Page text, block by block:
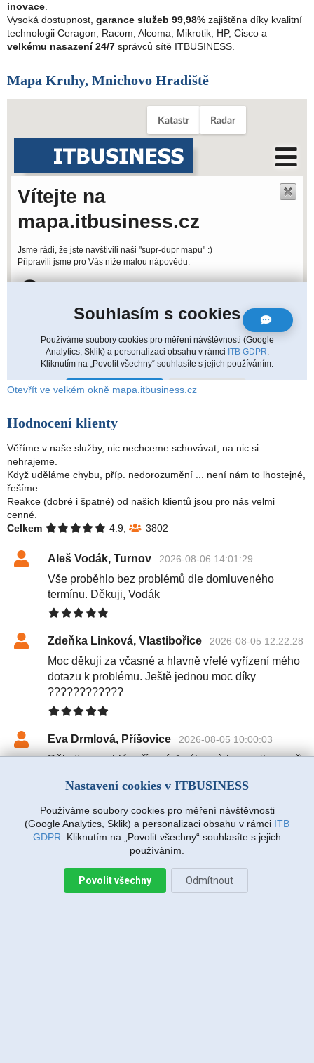
inovace.
Vysoká dostupnost, garance služeb 99,98% zajištěna díky kvalitní
technologii Ceragon, Racom, Alcoma, Mikrotik, HP, Cisco a
velkému nasazení 24/7 správců sítě ITBUSINESS.
Mapa Kruhy, Mnichovo Hradiště
Otevřít ve velkém okně mapa.itbusiness.cz
Hodnocení klienty
Věříme v naše služby, nic nechceme schovávat, na nic si
nehrajeme.
Když uděláme chybu, příp. nedorozumění ... není nám to lhostejné,
řešíme.
Reakce (dobré i špatné) od našich klientů jsou pro nás velmi
cenné.
Celkem
4.9, 3802
Aleš Vodák, Turnov 2026-08-06 14:01:29
Vše proběhlo bez problémů dle domluveného
termínu. Děkuji, Vodák
Zdeňka Linková, Vlastibořice 2026-08-05 12:22:28
Moc děkuji za včasné a hlavně vřelé vyřízení mého
dotazu k problému. Ještě jednou moc díky
????????????
Eva Drmlová, Příšovice 2026-08-05 10:00:03
Děkuji za rychlé vyřízení. A výbornà komunikace při
Martin Vanda, Bakov nad Jizerou
2026-08-04 20:33:07
Jiří Sadílek, Liberec 2026-08-03 20:08:43
Nastavení cookies v ITBUSINESS
Používáme soubory cookies pro měření návštěvnosti
(Google Analytics, Sklik) a personalizaci obsahu v rámci ITB
GDPR . Kliknutím na „Povolit všechny“ souhlasíte s jejich
používáním.
Povolit všechny Odmítnout